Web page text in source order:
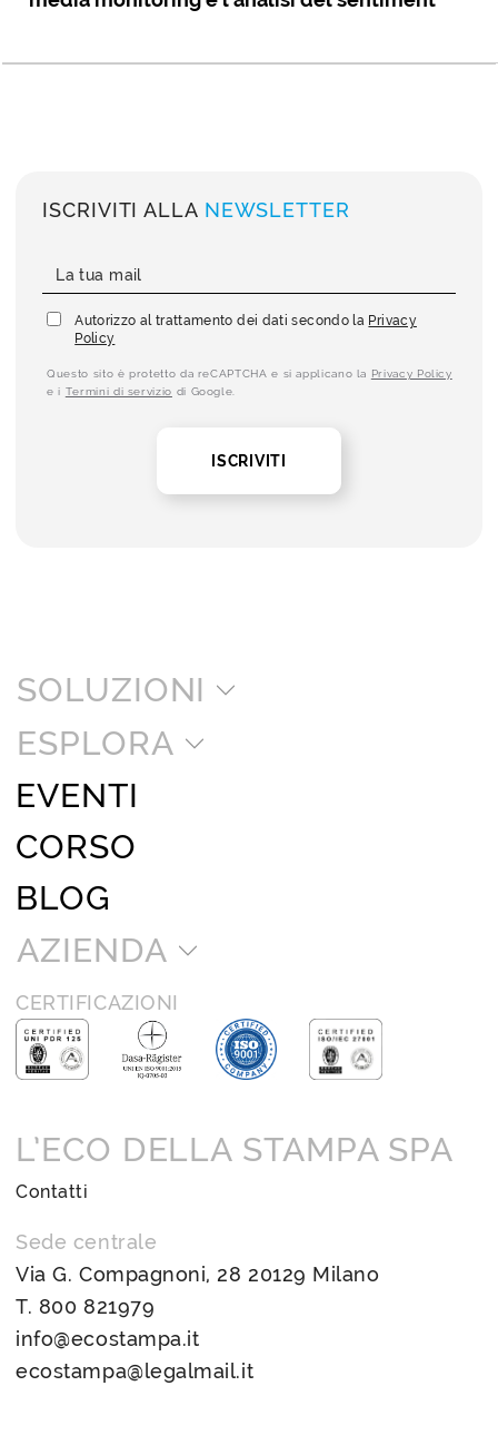
ISCRIVITI ALLA NEWSLETTER
Autorizzo al trattamento dei dati secondo la Privacy
Policy
Questo sito è protetto da reCAPTCHA e si applicano la Privacy Policy
e i Termini di servizio di Google.
ISCRIVITI
SOLUZIONI
ESPLORA
EVENTI
CORSO
BLOG
AZIENDA
CERTIFICAZIONI
L’ECO DELLA STAMPA SPA
Contatti
Sede centrale
Via G. Compagnoni, 28 20129 Milano
T. 800 821979
info@ecostampa.it
ecostampa@legalmail.it